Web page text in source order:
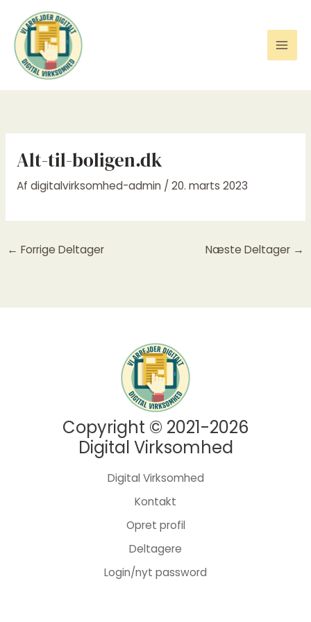
indholdet
Alt-til-boligen.dk
Af digitalvirksomhed-admin / 20. marts 2023
← Forrige Deltager Næste Deltager →
Copyright © 2021-2026
Digital Virksomhed
Digital Virksomhed
Kontakt
Opret profil
Deltagere
Login/nyt password